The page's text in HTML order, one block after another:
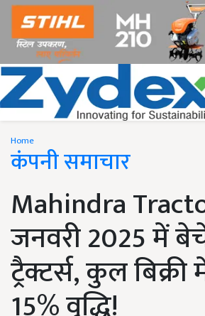
Home
कंपनी समाचार
Mahindra
जनवरी 2025 में
ट्रैक्टर्स, कुल बिक्री